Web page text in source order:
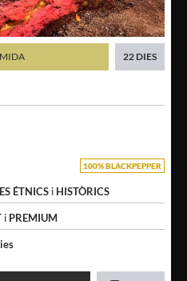
22 DIES
100% BLACKPEPPER
ÉTNICS i HISTÒRICS
i PREMIUM